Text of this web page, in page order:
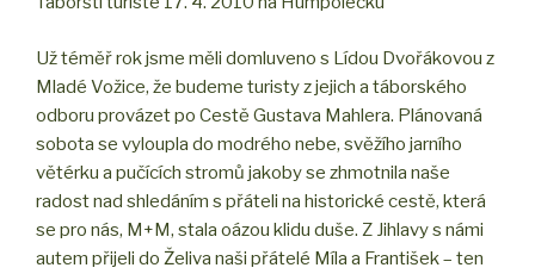
Už téměř rok jsme měli domluveno s Lídou Dvořákovou z
Mladé Vožice, že budeme turisty z jejich a táborského
odboru provázet po Cestě Gustava Mahlera. Plánovaná
sobota se vyloupla do modrého nebe, svěžího jarního
větérku a pučících stromů jakoby se zhmotnila naše
radost nad shledáním s přáteli na historické cestě, která
se pro nás, M+M, stala oázou klidu duše. Z Jihlavy s námi
autem přijeli do Želiva naši přátelé Míla a František – ten